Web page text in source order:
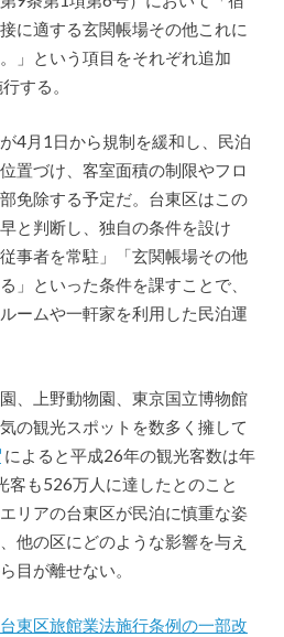
に適する玄関帳場その他これに
」という項目をそれぞれ追加
する。
4月1日から規制を緩和し、民泊
置づけ、客室面積の制限やフロ
免除する予定だ。台東区はこの
と判断し、独自の条件を設け
事者を常駐」「玄関帳場その他
」といった条件を課すことで、
ームや一軒家を利用した民泊運
、上野動物園、東京国立博物館
の観光スポットを数多く擁して
によると平成26年の観光客数は年
客も526万人に達したとのこと
リアの台東区が民泊に慎重な姿
他の区にどのような影響を与え
目が離せない。
東区旅館業法施行条例の一部改